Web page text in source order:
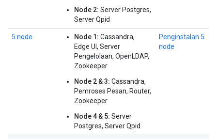
Node 2: Server Postgres,
Server Qpid
5 node Node 1: Cassandra,
Edge UI, Server
Pengelolaan, OpenLDAP,
Zookeeper
Node 2 & 3: Cassandra,
Pemroses Pesan, Router,
Zookeeper
Node 4 & 5: Server
Postgres, Server Qpid
Penginstalan 5
node